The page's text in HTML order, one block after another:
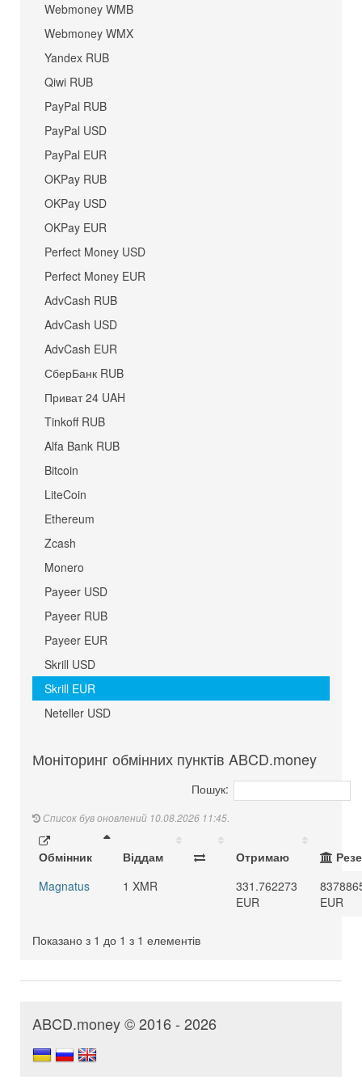
Webmoney WMB
Webmoney WMX
Yandex RUB
Qiwi RUB
PayPal RUB
PayPal USD
PayPal EUR
OKPay RUB
OKPay USD
OKPay EUR
Perfect Money USD
Perfect Money EUR
AdvCash RUB
AdvCash USD
AdvCash EUR
СберБанк RUB
Приват 24 UAH
Tinkoff RUB
Alfa Bank RUB
Bitcoin
LiteCoin
Ethereum
Zcash
Monero
Payeer USD
Payeer RUB
Payeer EUR
Skrill USD
Skrill EUR
Neteller USD
Моніторинг обмінних пунктів ABCD.money
Пошук:
Список був оновлений 10.08.2026 11:45.
Обмінник Віддам Отримаю
Magnatus
1 XMR
331.762273
EUR
EUR
Показано з 1 до 1 з 1 елементів
ABCD.money © 2016 - 2026